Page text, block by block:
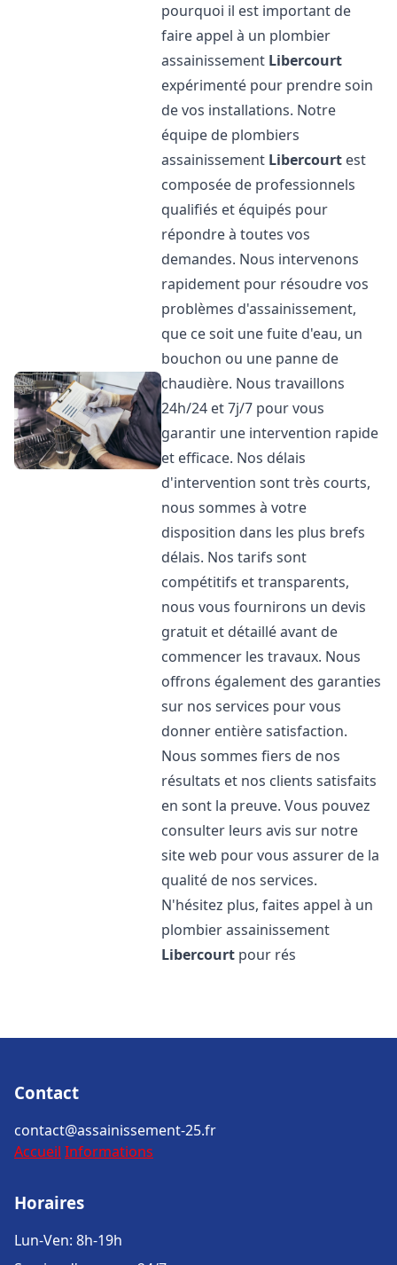
pourquoi il est important de
faire appel à un plombier
assainissement Libercourt
expérimenté pour prendre soin
de vos installations. Notre
équipe de plombiers
assainissement Libercourt est
composée de professionnels
qualifiés et équipés pour
répondre à toutes vos
demandes. Nous intervenons
rapidement pour résoudre vos
problèmes d'assainissement,
que ce soit une fuite d'eau, un
bouchon ou une panne de
chaudière. Nous travaillons
24h/24 et 7j/7 pour vous
garantir une intervention rapide
et efficace. Nos délais
d'intervention sont très courts,
nous sommes à votre
disposition dans les plus brefs
délais. Nos tarifs sont
compétitifs et transparents,
nous vous fournirons un devis
gratuit et détaillé avant de
commencer les travaux. Nous
offrons également des garanties
sur nos services pour vous
donner entière satisfaction.
Nous sommes fiers de nos
résultats et nos clients satisfaits
en sont la preuve. Vous pouvez
consulter leurs avis sur notre
site web pour vous assurer de la
qualité de nos services.
N'hésitez plus, faites appel à un
plombier assainissement
Libercourt pour rés
Contact
contact@assainissement-25.fr
Accueil Informations
Horaires
Lun-Ven: 8h-19h